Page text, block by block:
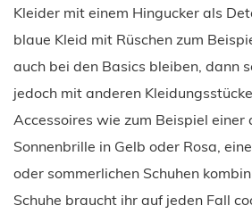
Kleider mit einem Hingucker als
blaue Kleid mit Rüschen zum
auch bei den Basics bleiben, dann
jedoch mit anderen
Accessoires wie zum Beispiel einer
Sonnenbrille in Gelb oder Rosa,
oder sommerlichen Schuhen
Schuhe braucht ihr auf jeden Fall